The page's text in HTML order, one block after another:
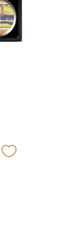
ーティー
＆インテリア
坂屋のギフト
ワイトデー
母の日
敬老の日